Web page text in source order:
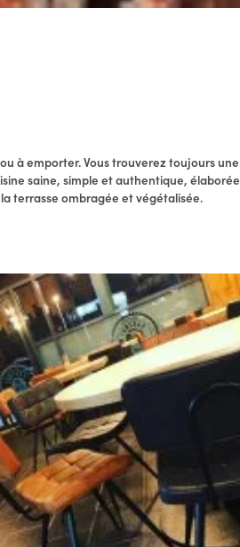
à emporter. Vous trouverez toujours une
saine, simple et authentique, élaborée
terrasse ombragée et végétalisée.